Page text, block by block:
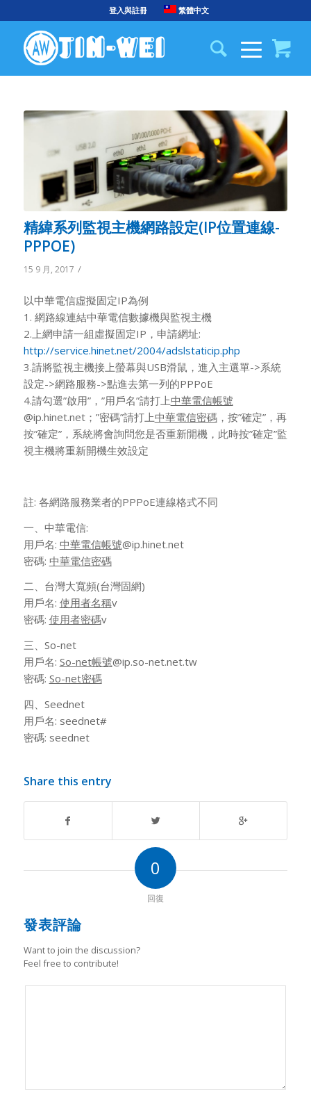
登入與註冊 繁體中文
精緯系列監視主機網路設定(IP位置連線-
PPPOE)
15 9 月, 2017 /
以中華電信虛擬固定IP為例
1. 網路線連結中華電信數據機與監視主機
2.上網申請一組虛擬固定IP，申請網址:
http://service.hinet.net/2004/adslstaticip.php
3.請將監視主機接上螢幕與USB滑鼠，進入主選單->系統
設定->網路服務->點進去第一列的PPPoE
4.請勾選”啟用”，”用戶名”請打上中華電信帳號
@ip.hinet.net；”密碼”請打上中華電信密碼，按”確定”，再
按”確定”，系統將會詢問您是否重新開機，此時按”確定”監
視主機將重新開機生效設定
註: 各網路服務業者的PPPoE連線格式不同
一、中華電信:
用戶名: 中華電信帳號@ip.hinet.net
密碼: 中華電信密碼
二、台灣大寬頻(台灣固網)
用戶名: 使用者名稱v
密碼: 使用者密碼v
三、So-net
用戶名: So-net帳號@ip.so-net.net.tw
密碼: So-net密碼
四、Seednet
用戶名: seednet#
密碼: seednet
Share this entry
0
回復
發表評論
Want to join the discussion?
Feel free to contribute!